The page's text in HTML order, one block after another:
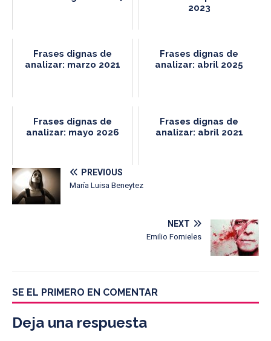
2023
Frases dignas de
analizar: marzo 2021
Frases dignas de
analizar: abril 2025
Frases dignas de
analizar: mayo 2026
Frases dignas de
analizar: abril 2021
PREVIOUS
María Luisa Beneytez
NEXT
Emilio Fornieles
SE EL PRIMERO EN COMENTAR
Deja una respuesta